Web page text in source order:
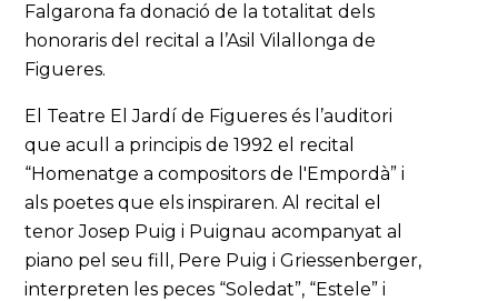
Falgarona fa donació de la totalitat dels
honoraris del recital a l’Asil Vilallonga de
Figueres.
El Teatre El Jardí de Figueres és l’auditori
que acull a principis de 1992 el recital
“Homenatge a compositors de l'Empordà” i
als poetes que els inspiraren. Al recital el
tenor Josep Puig i Puignau acompanyat al
piano pel seu fill, Pere Puig i Griessenberger,
interpreten les peces “Soledat”, “Estele” i